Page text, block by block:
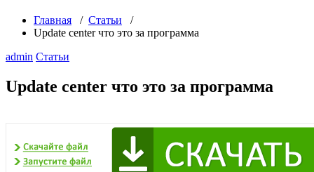
Главная / Статьи /
Update center что это за программа
admin Статьи
Update center что это за программа